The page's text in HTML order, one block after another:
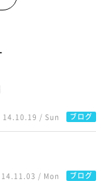
14.10.19 / Sun ブログ
14.11.03 / Mon ブログ